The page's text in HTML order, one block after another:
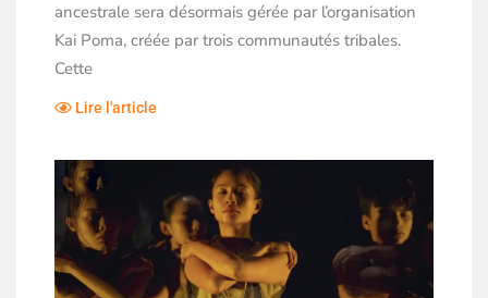
ancestrale sera désormais gérée par l’organisation
Kai Poma, créée par trois communautés tribales.
Cette
Lire l'article